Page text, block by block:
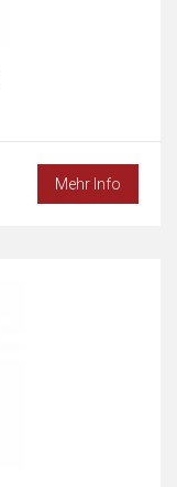
Mehr Info